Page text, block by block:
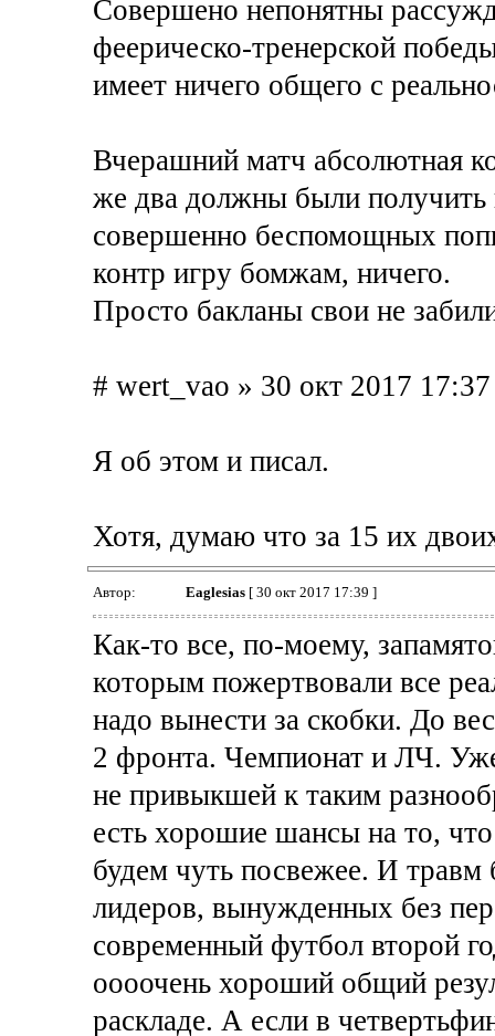
Совершено непонятны
феерическо-тренерской
имеет ничего общего с
Вчерашний матч абсолютная
же два должны были получить
совершенно беспомощных
контр игру бомжам, ничего.
Просто бакланы свои не
# wert_vao » 30 окт 2017 17:37
Я об этом и писал.
Хотя, думаю что за 15 их
Автор: Eaglesias[ 30 окт 2017 17:39 ]
Как-то все, по-моему,
которым пожертвовали все
надо вынести за скобки. До
2 фронта. Чемпионат и ЛЧ.
не привыкшей к таким
есть хорошие шансы на то,
будем чуть посвежее. И травм
лидеров, вынужденных без
современный футбол второй
оооочень хороший общий
раскладе. А если в